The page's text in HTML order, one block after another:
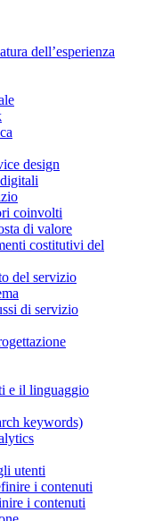
dell’esperienza
design
coinvolti
di valore
costitutivi del
del servizio
di servizio
e il linguaggio
keywords)
utenti
i contenuti
i contenuti